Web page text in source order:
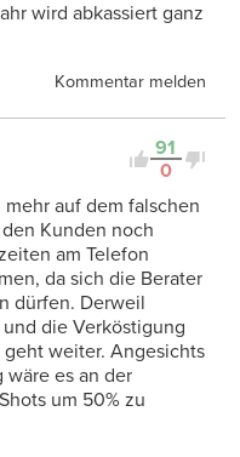
wird abkassiert ganz
Kommentar melden
91
0
auf dem falschen
Kunden noch
am Telefon
da sich die Berater
dürfen. Derweil
die Verköstigung
weiter. Angesichts
es an der
um 50% zu